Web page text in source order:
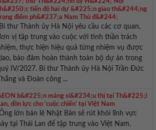
tiến độ hai dự &#225;n giao th&#244;ng
điểm ph&#237;a Nam Thủ đ&#244;
Bí thư Thành ủy Hà Nội yêu cầu các cơ quan,
vị tập trung vào cuộc với tinh thần trách
thực hiện hiệu quả từng nhiệm vụ được
bảo đảm hoàn thành toàn bộ dự án trong
IV/2027. Bí thư Thành ủy Hà Nội Trần Đức
Thắng và Đoàn công ...
b&#225;n mảng si&#234;u thị tại Th&#225;i
dồn lực cho ‘cuộc chiến’ tại Việt Nam
lớn bán lẻ Nhật Bản sẽ rút khỏi lĩnh vực
tại Thái Lan để tập trung vào Việt Nam.